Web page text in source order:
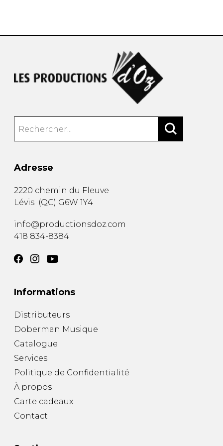
Adresse
2220 chemin du Fleuve
Lévis (QC) G6W 1Y4
info@productionsdoz.com
418 834-8384
Informations
Distributeurs
Doberman Musique
Catalogue
Services
Politique de Confidentialité
À propos
Carte cadeaux
Contact